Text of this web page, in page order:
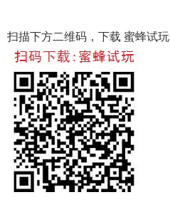
扫描下方二维码，下载 蜜蜂试玩